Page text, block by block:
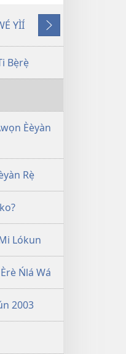
YÌÍ
Èyí
Tó
Bẹ̀rẹ̀
Èèyàn
Rẹ̀
Lókun
Ńlá Wá
2003